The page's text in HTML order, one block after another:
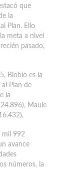
que
la
Plan. Ello
meta a nivel
pasado,
Biobío es la
Plan de
la
Maule
mil 992
avance
números, la